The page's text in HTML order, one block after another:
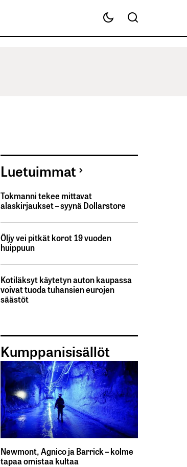
Luetuimmat
Tokmanni tekee mittavat
alaskirjaukset – syynä Dollarstore
Öljy vei pitkät korot 19 vuoden
huippuun
Kotiläksyt käytetyn auton kaupassa
voivat tuoda tuhansien eurojen
säästöt
Kumppanisisällöt
Newmont, Agnico ja Barrick – kolme
tapaa omistaa kultaa